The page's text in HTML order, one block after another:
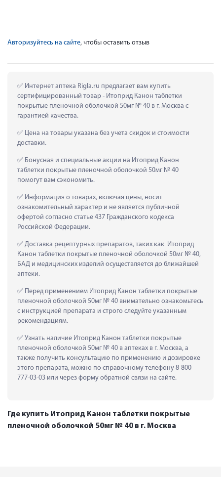
Авторизуйтесь на сайте, чтобы оставить отзыв
Интернет аптека Rigla.ru предлагает вам купить
сертифицированный товар - Итоприд Канон таблетки
покрытые пленочной оболочкой 50мг № 40 в г. Москва с
гарантией качества.
Цена на товары указана без учета скидок и стоимости
доставки.
Бонусная и специальные акции на Итоприд Канон
таблетки покрытые пленочной оболочкой 50мг № 40
помогут вам сэкономить.
Информация о товарах, включая цены, носит
ознакомительный характер и не является публичной
офертой согласно статье 437 Гражданского кодекса
Российской Федерации.
Доставка рецептурных препаратов, таких как  Итоприд
Канон таблетки покрытые пленочной оболочкой 50мг № 40,
БАД и медицинских изделий осуществляется до ближайшей
аптеки.
Перед применением Итоприд Канон таблетки покрытые
пленочной оболочкой 50мг № 40 внимательно ознакомьтесь
с инструкцией препарата и строго следуйте указанным
рекомендациям.
Узнать наличие Итоприд Канон таблетки покрытые
пленочной оболочкой 50мг № 40 в аптеках в г. Москва, а
также получить консультацию по применению и дозировке
этого препарата, можно по справочному телефону 8-800-
777-03-03 или через форму обратной связи на сайте.
Где купить Итоприд Канон таблетки покрытые
пленочной оболочкой 50мг № 40 в г. Москва